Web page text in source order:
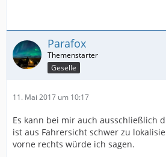
Parafox
Geselle
11. Mai 2017 um 10:17
Es kann bei mir auch ausschließlich
ist aus Fahrersicht schwer zu
vorne rechts würde ich sagen.